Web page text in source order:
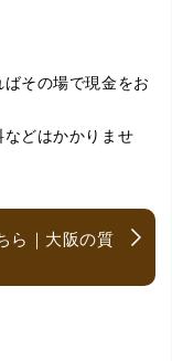
、対応の方があ
ました。こちら
こちらでお売り
がとうございま
その場で現金をお
どはかかりませ
ら｜大阪の質